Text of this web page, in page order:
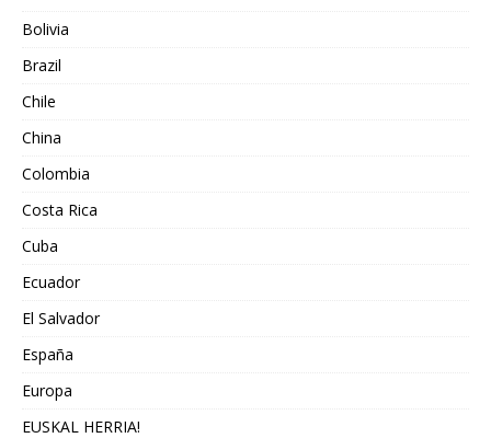
Bolivia
Brazil
Chile
China
Colombia
Costa Rica
Cuba
Ecuador
El Salvador
España
Europa
EUSKAL HERRIA!